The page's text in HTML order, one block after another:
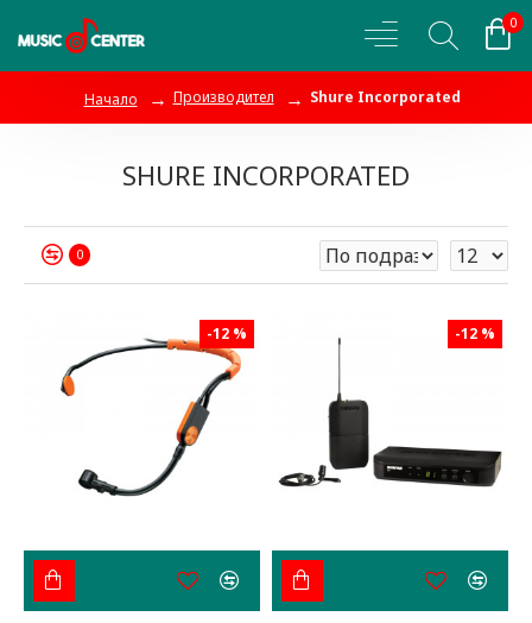
0
Начало Производител Shure Incorporated
SHURE INCORPORATED
0
-12 % -12 %